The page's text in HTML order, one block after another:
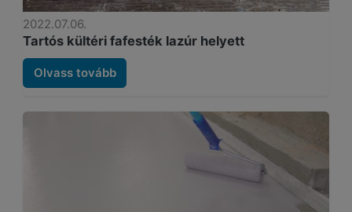
2022.07.06.
Tartós kültéri fafesték lazúr helyett
Olvass tovább